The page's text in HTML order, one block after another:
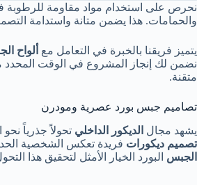
نحرص على استخدام مواد مقاومة
والحمامات. هذا يضمن متانة واستدامة
يتميز فريقنا بالخبرة في التعامل مع ألواح
نضمن لك إنجاز المشروع في الوقت
متقنة.
تصاميم جبس بورد عصرية ومودرن
يشهد مجال الديكور الداخلي تحولاً جذرياً
تصميم ديكورات فريدة تعكس الشخصية
الجبس البورد الخيار الأمثل لتحقيق هذا